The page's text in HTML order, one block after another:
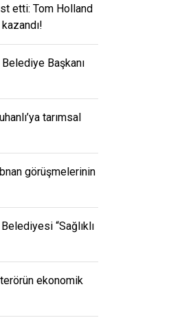
etti: Tom Holland
Başkanı
tarımsal
görüşmelerinin
“Sağlıklı
ekonomik